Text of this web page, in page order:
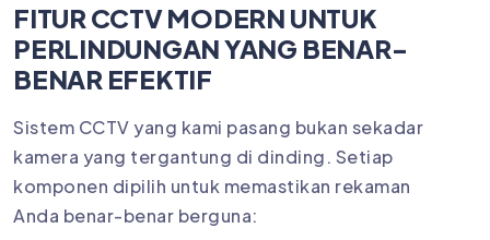
FITUR CCTV MODERN UNTUK
PERLINDUNGAN YANG BENAR-
BENAR EFEKTIF
Sistem CCTV yang kami pasang bukan sekadar
kamera yang tergantung di dinding. Setiap
komponen dipilih untuk memastikan rekaman
Anda benar-benar berguna: